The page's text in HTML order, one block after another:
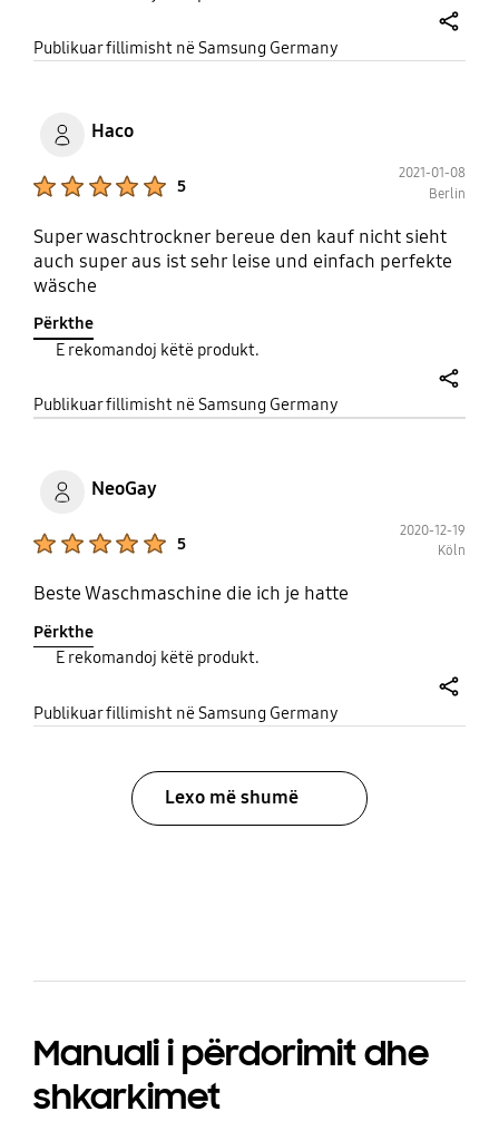
Publikuar fillimisht në Samsung Germany
Haco
5
2021-01-08
Berlin
Super waschtrockner bereue den kauf nicht sieht
auch super aus ist sehr leise und einfach perfekte
wäsche
Përkthe
E rekomandoj këtë produkt.
Publikuar fillimisht në Samsung Germany
NeoGay
5
2020-12-19
Köln
Beste Waschmaschine die ich je hatte
Përkthe
E rekomandoj këtë produkt.
Publikuar fillimisht në Samsung Germany
Lexo më shumë
Manuali i përdorimit dhe
shkarkimet